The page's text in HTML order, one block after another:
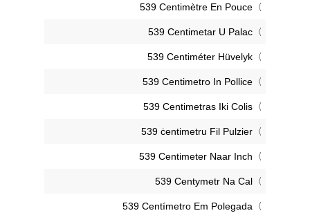
‎539 Centimètre En Pouce
‎539 Centimetar U Palac
‎539 Centiméter Hüvelyk
‎539 Centimetro In Pollice
‎539 Centimetras Iki Colis
‎539 ċentimetru Fil Pulzier
‎539 Centimeter Naar Inch
‎539 Centymetr Na Cal
‎539 Centímetro Em Polegada